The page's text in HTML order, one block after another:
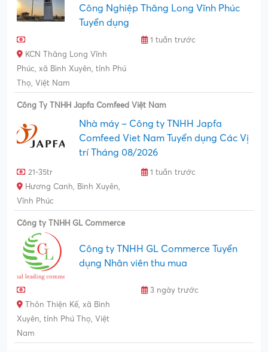
Công Nghiệp Thăng Long Vĩnh Phúc
Tuyển dụng
1 tuần trước
KCN Thăng Long Vĩnh
Phúc, xã Bình Xuyên, tỉnh Phú
Thọ, Việt Nam
Công Ty TNHH Japfa Comfeed Việt Nam
Nhà máy – Công ty TNHH Japfa
Comfeed Viet Nam Tuyển dụng Các Vị
trí Tháng 08/2026
21-35tr
1 tuần trước
Hương Canh, Bình Xuyên,
Vĩnh Phúc
Công ty TNHH GL Commerce
Công ty TNHH GL Commerce Tuyển
dụng Nhân viên thu mua
3 ngày trước
Thôn Thiện Kế, xã Bình
Xuyên, tỉnh Phú Thọ, Việt
Nam